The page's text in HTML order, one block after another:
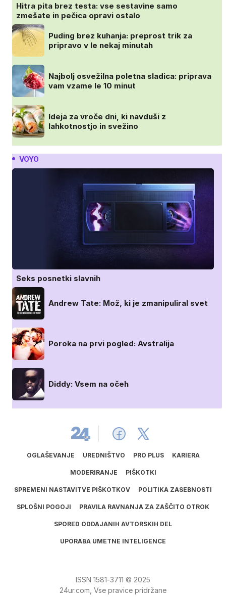
Hitra pita brez testa: vse sestavine samo
zmešate in pečica opravi ostalo
Puding brez kuhanja: preprost trik za
pripravo v le nekaj minutah
Najbolj osvežilna poletna sladica: priprava
vam vzame le 10 minut
Ideja za vroče dni, ki navduši z
lahkotnostjo in svežino
VOYO
Seks posnetki slavnih
Andrew Tate: Mož, ki je zmanipuliral svet
Poroka na prvi pogled: Avstralija
Diddy: Vsem na očeh
OGLAŠEVANJE UREDNIŠTVO PRO PLUS KARIERA
MODERIRANJE PIŠKOTKI
SPREMENI NASTAVITVE PIŠKOTKOV POLITIKA ZASEBNOSTI
SPLOŠNI POGOJI PRAVILA RAVNANJA ZA ZAŠČITO OTROK
SPORED ODDAJANIH AVTORSKIH DEL
UPORABA UMETNE INTELIGENCE
ISSN 1581‑3711 © 2025
24ur.com, Vse pravice pridržane